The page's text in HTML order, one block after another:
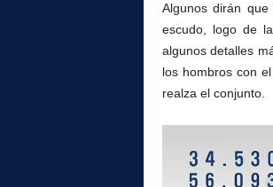
Algunos dirán
escudo, logo de
algunos detalles
los hombros con
realza el conjunto.